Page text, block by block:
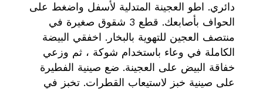
دائري. اطو العجينة المتدلية لأسفل واضغط على
الحواف بأصابعك. قطع 3 شقوق صغيرة في
منتصف العجين للتهوية بالبخار. اخفقي البيضة
الكاملة في وعاء باستخدام شوكة ، ثم وزعي
خفاقة البيض على العجينة. ضع صينية الفطيرة
على صينية خبز لاستيعاب القطرات. تخبز في